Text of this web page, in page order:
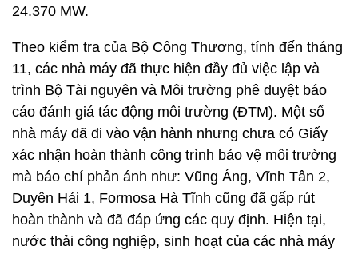
24.370 MW.
Theo kiểm tra của Bộ Công Thương, tính đến tháng
11, các nhà máy đã thực hiện đầy đủ việc lập và
trình Bộ Tài nguyên và Môi trường phê duyệt báo
cáo đánh giá tác động môi trường (ĐTM). Một số
nhà máy đã đi vào vận hành nhưng chưa có Giấy
xác nhận hoàn thành công trình bảo vệ môi trường
mà báo chí phản ánh như: Vũng Áng, Vĩnh Tân 2,
Duyên Hải 1, Formosa Hà Tĩnh cũng đã gấp rút
hoàn thành và đã đáp ứng các quy định. Hiện tại,
nước thải công nghiệp, sinh hoạt của các nhà máy